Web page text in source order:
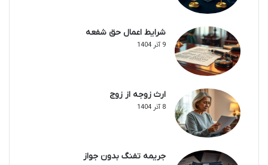
شرایط اعمال حق شفعه
9 آذر 1404
ارث زوجه از زوج
8 آذر 1404
جریمه تفنگ بدون جواز